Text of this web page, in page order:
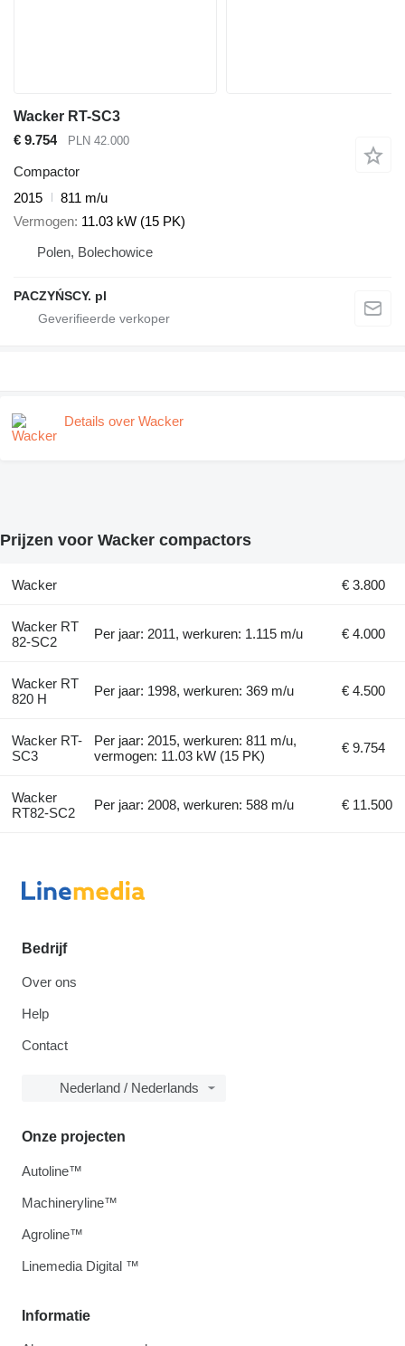
Wacker RT-SC3
€ 9.754
PLN 42.000
Compactor
2015
811 m/u
Vermogen 11.03 kW (15 PK)
Polen, Bolechowice
PACZYŃSCY. pl
Details over Wacker
Prijzen voor Wacker compactors
Wacker € 3.800
Wacker RT
82-SC2
Per jaar: 2011, werkuren: 1.115 m/u € 4.000
Wacker RT
820 H
Per jaar: 1998, werkuren: 369 m/u € 4.500
Wacker RT-
SC3
Per jaar: 2015, werkuren: 811 m/u,
vermogen: 11.03 kW (15 PK)
€ 9.754
Wacker
RT82-SC2
Per jaar: 2008, werkuren: 588 m/u € 11.500
Bedrijf
Over ons
Help
Contact
Nederland / Nederlands
Informatie
Onze projecten
Autoline™
Machineryline™
Agroline™
Linemedia Digital ™